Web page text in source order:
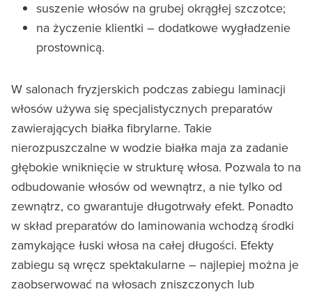
suszenie włosów na grubej okrągłej szczotce;
na życzenie klientki – dodatkowe wygładzenie
prostownicą.
W salonach fryzjerskich podczas zabiegu laminacji
włosów używa się specjalistycznych preparatów
zawierających białka fibrylarne. Takie
nierozpuszczalne w wodzie białka maja za zadanie
głębokie wniknięcie w strukturę włosa. Pozwala to na
odbudowanie włosów od wewnątrz, a nie tylko od
zewnątrz, co gwarantuje długotrwały efekt. Ponadto
w skład preparatów do laminowania wchodzą środki
zamykające łuski włosa na całej długości. Efekty
zabiegu są wręcz spektakularne – najlepiej można je
zaobserwować na włosach zniszczonych lub